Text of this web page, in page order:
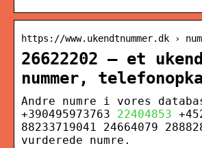
https://www.ukendtnummer.dk ›
26622202 – et
nummer,
Andre numre i vores
+390495973763 22404853
88233719041 24664079
vurderede numre.